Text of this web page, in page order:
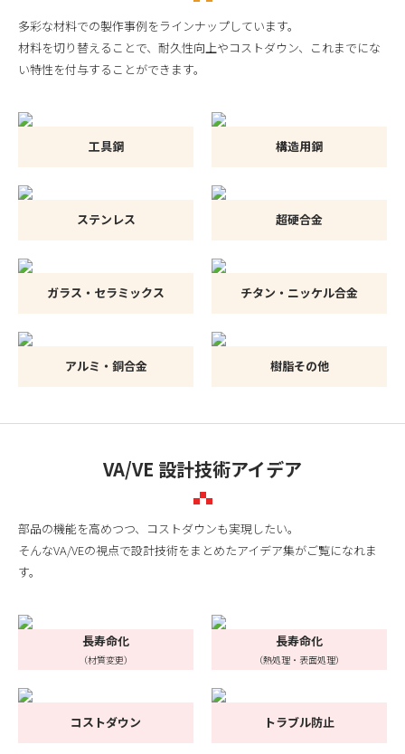
多彩な材料での製作事例をラインナップしています。
材料を切り替えることで、耐久性向上やコストダウン、これまでにな
い特性を付与することができます。
工具鋼 構造用鋼
ステンレス 超硬合金
ガラス・セラミックス チタン・ニッケル合金
アルミ・銅合金 樹脂その他
VA/VE 設計技術アイデア
部品の機能を高めつつ、コストダウンも実現したい。
そんなVA/VEの視点で設計技術をまとめたアイデア集がご覧になれま
す。
長寿命化
（材質変更）
長寿命化
（熱処理・表面処理）
コストダウン トラブル防止